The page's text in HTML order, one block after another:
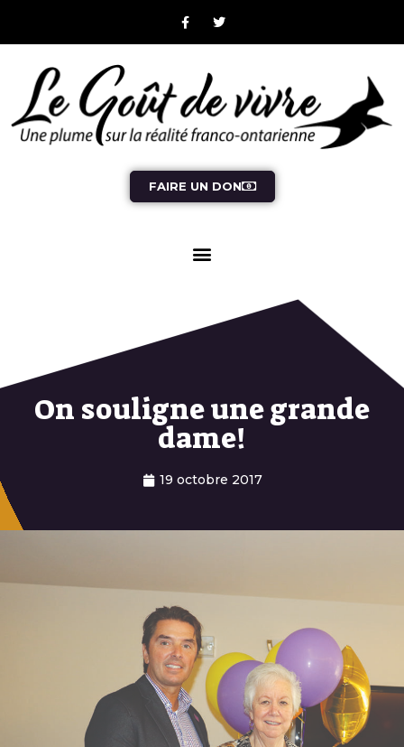
FAIRE UN DON
On souligne une grande
dame!
19 octobre 2017